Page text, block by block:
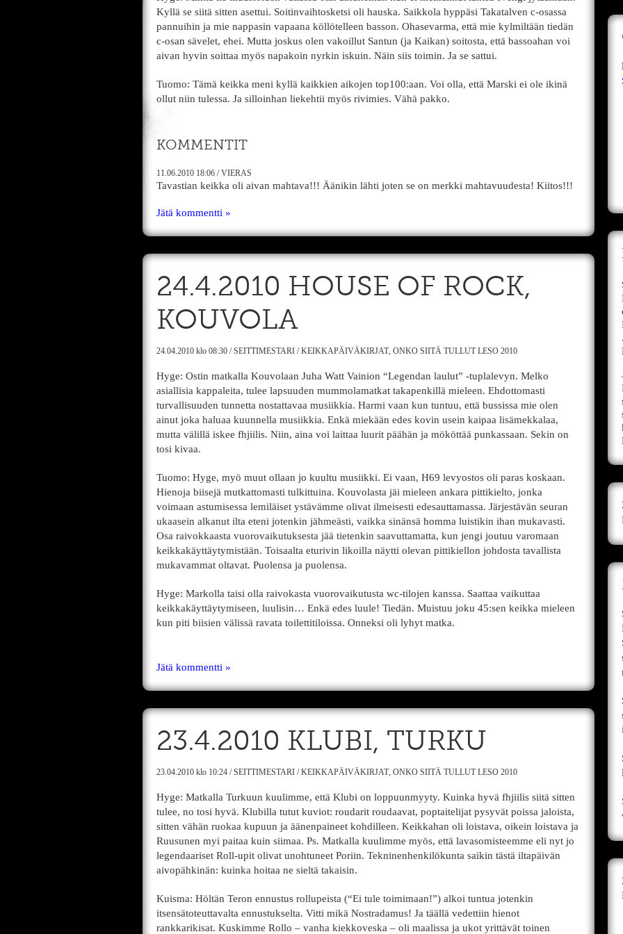
Kyllä se siitä sitten asettui. Soitinvaihtosketsi oli hauska. Saikkola hyppäsi Takatalven c-osassa
pannuihin ja mie nappasin vapaana köllötelleen basson. Ohasevarma, että mie kylmiltään tiedän
c-osan sävelet, ehei. Mutta joskus olen vakoillut Santun (ja Kaikan) soitosta, että bassoahan voi
aivan hyvin soittaa myös napakoin nyrkin iskuin. Näin siis toimin. Ja se sattui.
Tuomo: Tämä keikka meni kyllä kaikkien aikojen top100:aan. Voi olla, että Marski ei ole ikinä
ollut niin tulessa. Ja silloinhan liekehtii myös rivimies. Vähä pakko.
KOMMENTIT
11.06.2010 18:06 /VIERAS
Tavastian keikka oli aivan mahtava!!! Äänikin lähti joten se on merkki mahtavuudesta! Kiitos!!!
Jätä kommentti »
24.4.2010 HOUSE OF ROCK,
KOUVOLA
24.04.2010 klo 08:30 /SEITTIMESTARI /KEIKKAPÄIVÄKIRJAT, ONKO SIITÄ TULLUT LESO 2010
Hyge: Ostin matkalla Kouvolaan Juha Watt Vainion “Legendan laulut” -tuplalevyn. Melko
asiallisia kappaleita, tulee lapsuuden mummolamatkat takapenkillä mieleen. Ehdottomasti
turvallisuuden tunnetta nostattavaa musiikkia. Harmi vaan kun tuntuu, että bussissa mie olen
ainut joka haluaa kuunnella musiikkia. Enkä miekään edes kovin usein kaipaa lisämekkalaa,
mutta välillä iskee fhjiilis. Niin, aina voi laittaa luurit päähän ja mököttää punkassaan. Sekin on
tosi kivaa.
Tuomo: Hyge, myö muut ollaan jo kuultu musiikki. Ei vaan, H69 levyostos oli paras koskaan.
Hienoja biisejä mutkattomasti tulkittuina. Kouvolasta jäi mieleen ankara pittikielto, jonka
voimaan astumisessa lemiläiset ystävämme olivat ilmeisesti edesauttamassa. Järjestävän seuran
ukaasein alkanut ilta eteni jotenkin jähmeästi, vaikka sinänsä homma luistikin ihan mukavasti.
Osa raivokkaasta vuorovaikutuksesta jää tietenkin saavuttamatta, kun jengi joutuu varomaan
keikkakäyttäytymistään. Toisaalta eturivin likoilla näytti olevan pittikiellon johdosta tavallista
mukavammat oltavat. Puolensa ja puolensa.
Hyge: Markolla taisi olla raivokasta vuorovaikutusta wc-tilojen kanssa. Saattaa vaikuttaa
keikkakäyttäytymiseen, luulisin… Enkä edes luule! Tiedän. Muistuu joku 45:sen keikka mieleen
kun piti biisien välissä ravata toilettitiloissa. Onneksi oli lyhyt matka.
Jätä kommentti »
23.4.2010 KLUBI, TURKU
23.04.2010 klo 10:24 /SEITTIMESTARI /KEIKKAPÄIVÄKIRJAT, ONKO SIITÄ TULLUT LESO 2010
Hyge: Matkalla Turkuun kuulimme, että Klubi on loppuunmyyty. Kuinka hyvä fhjiilis siitä sitten
tulee, no tosi hyvä. Klubilla tutut kuviot: roudarit roudaavat, poptaitelijat pysyvät poissa jaloista,
sitten vähän ruokaa kupuun ja äänenpaineet kohdilleen. Keikkahan oli loistava, oikein loistava ja
Ruusunen myi paitaa kuin siimaa. Ps. Matkalla kuulimme myös, että lavasomisteemme eli nyt jo
legendaariset Roll-upit olivat unohtuneet Poriin. Tekninenhenkilökunta saikin tästä iltapäivän
aivopähkinän: kuinka hoitaa ne sieltä takaisin.
Kuisma: Höltän Teron ennustus rollupeista (“Ei tule toimimaan!”) alkoi tuntua jotenkin
itsensätoteuttavalta ennustukselta. Vitti mikä Nostradamus! Ja täällä vedettiin hienot
rankkarikisat. Kuskimme Rollo – vanha kiekkoveska – oli maalissa ja ukot yrittävät toinen